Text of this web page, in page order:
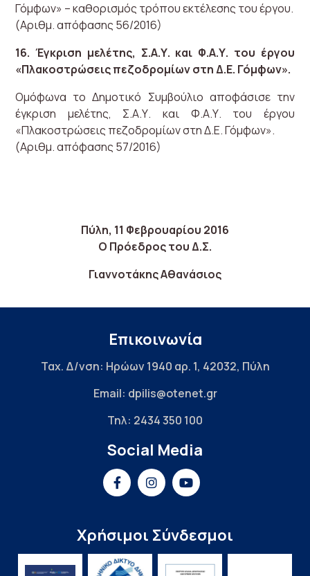
Γόμφων» – καθορισμός τρόπου εκτέλεσης του έργου.
(Αριθμ. απόφασης 56/2016)
16. Έγκριση μελέτης, Σ.Α.Υ. και Φ.Α.Υ. του έργου
«Πλακοστρώσεις πεζοδρομίων στη Δ.Ε. Γόμφων».
Ομόφωνα το Δημοτικό Συμβούλιο αποφάσισε την
έγκριση μελέτης, Σ.Α.Υ. και Φ.Α.Υ. του έργου
«Πλακοστρώσεις πεζοδρομίων στη Δ.Ε. Γόμφων».
(Αριθμ. απόφασης 57/2016)
Πύλη, 11 Φεβρουαρίου 2016
Ο Πρόεδρος του Δ.Σ.
Γιαννοτάκης Αθανάσιος
Επικοινωνία
Ταχ. Δ/νση: Ηρώων 1940 αρ. 1, 42032, Πύλη
Email: dpilis@otenet.gr
Τηλ: 2434 350 100
Social Media
Χρήσιμοι Σύνδεσμοι